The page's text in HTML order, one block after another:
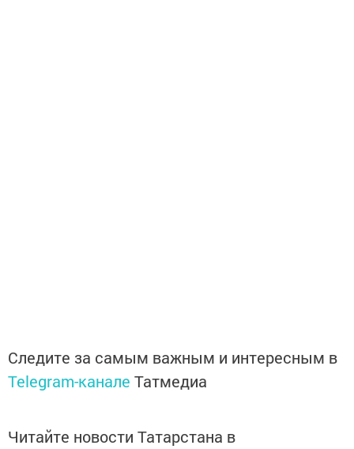
Следите за самым важным и интересным в
Telegram-канале Татмедиа
Читайте новости Татарстана в